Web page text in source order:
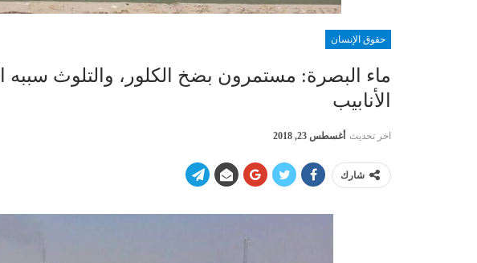
حقوق الإنسان
ماء البصرة: مستمرون بضخ الكلور، والتلوث سببه
الأنابيب
اخر تحديث أغسطس 23, 2018
شارك